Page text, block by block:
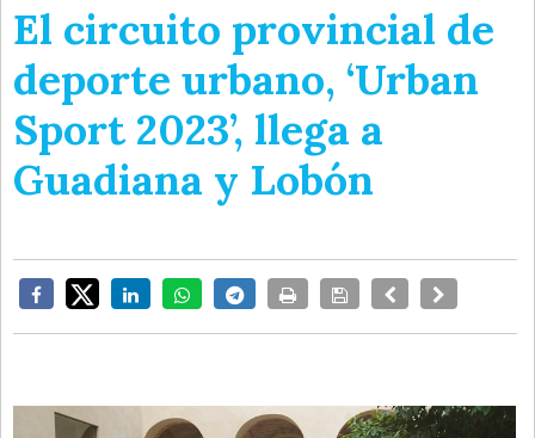
El circuito provincial de
deporte urbano, ‘Urban
Sport 2023’, llega a
Guadiana y Lobón